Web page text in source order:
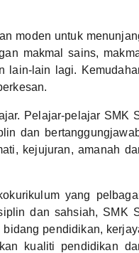
moden untuk
makmal sains,
lain-lain lagi.
Pelajar-pelajar SMK
dan
kejujuran, amanah
yang
dan sahsiah, SMK
pendidikan,
kualiti pendidikan